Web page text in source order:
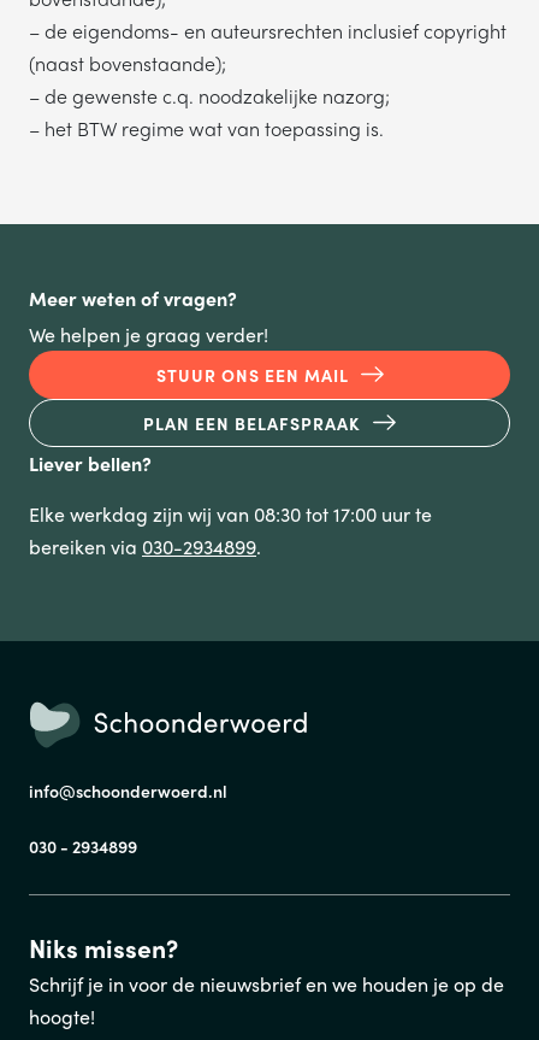
– de eigendoms- en auteursrechten inclusief copyright
(naast bovenstaande);
– de gewenste c.q. noodzakelijke nazorg;
– het BTW regime wat van toepassing is.
Meer weten of vragen?
We helpen je graag verder!
STUUR ONS EEN MAIL
PLAN EEN BELAFSPRAAK
Liever bellen?
Elke werkdag zijn wij van 08:30 tot 17:00 uur te
bereiken via 030-2934899.
info@schoonderwoerd.nl
030 - 2934899
Niks missen?
Schrijf je in voor de nieuwsbrief en we houden je op de
hoogte!